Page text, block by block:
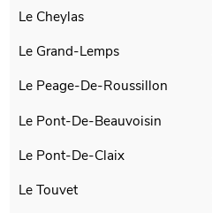
Le Cheylas
Le Grand-Lemps
Le Peage-De-Roussillon
Le Pont-De-Beauvoisin
Le Pont-De-Claix
Le Touvet